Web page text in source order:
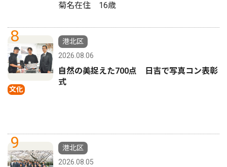
菊名在住 16歳
8
文化
港北区
2026.08.06
自然の美捉えた700点 日吉で写真コン表彰
式
9
港北区
2026.08.05